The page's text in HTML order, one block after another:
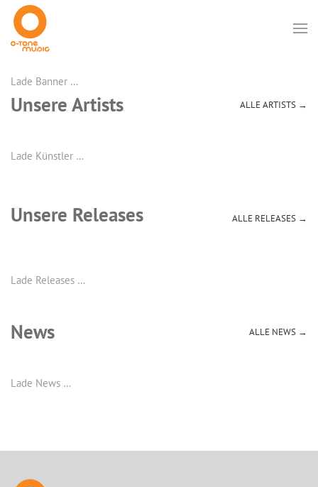
Lade Banner …
Unsere Artists ALLE ARTISTS →
Lade Künstler …
Unsere Releases ALLE RELEASES →
Lade Releases …
News ALLE NEWS →
Lade News …